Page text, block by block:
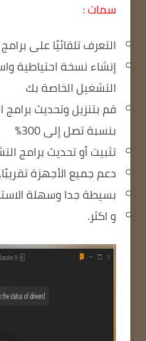
سمات :
التعرف تلقائيًا على
إنشاء نسخة احتياطية
التشغيل الخاصة بك
قم بتنزيل وتحديث
بنسبة تصل إلى 300%
تثبيت أو تحديث برامج
دعم جميع الأجهزة
بسيطة جدا وسهلة
و اكثر.